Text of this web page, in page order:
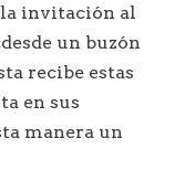
la invitación al
un buzón
recibe estas
en sus
manera un